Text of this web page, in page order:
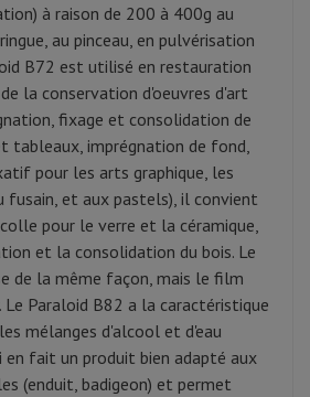
à raison de 200 à 400g au
au pinceau, en pulvérisation
B72 est utilisé en restauration
la conservation d'oeuvres d'art
fixage et consolidation de
tableaux, imprégnation de fond,
pour les arts graphique, les
fusain, et aux pastels), il convient
pour le verre et la céramique,
et la consolidation du bois. Le
de la même façon, mais le film
Paraloid B82 a la caractéristique
mélanges d'alcool et d'eau
en fait un produit bien adapté aux
(enduit, badigeon) et permet